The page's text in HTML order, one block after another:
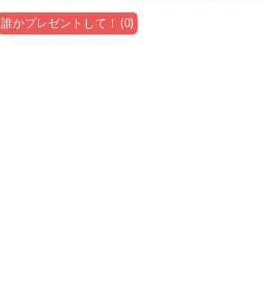
誰かプレゼントして！ (0)